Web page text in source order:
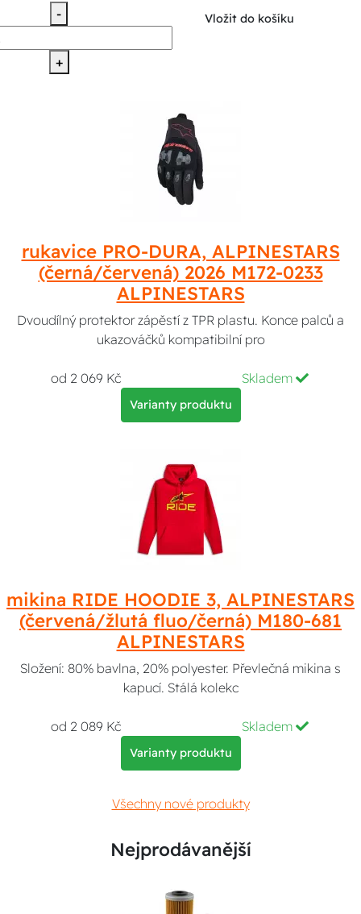
-
+
Vložit do košíku
rukavice PRO-DURA, ALPINESTARS
(černá/červená) 2026 M172-0233
ALPINESTARS
Dvoudílný protektor zápěstí z TPR plastu. Konce palců a
ukazováčků kompatibilní pro
od 2 069 Kč Skladem
Varianty produktu
mikina RIDE HOODIE 3, ALPINESTARS
(červená/žlutá fluo/černá) M180-681
ALPINESTARS
Složení: 80% bavlna, 20% polyester. Převlečná mikina s
kapucí. Stálá kolekc
od 2 089 Kč Skladem
Varianty produktu
Všechny nové produkty
Nejprodávanější